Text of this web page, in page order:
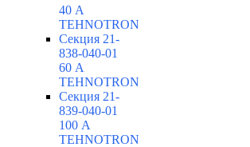
40 А
TEHNOTRON
Секция 21-
838-040-01
60 А
TEHNOTRON
Секция 21-
839-040-01
100 А
TEHNOTRON